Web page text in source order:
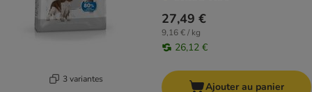
3 variantes
27,49 €
9,16 € / kg
26,12 €
Ajouter au panier